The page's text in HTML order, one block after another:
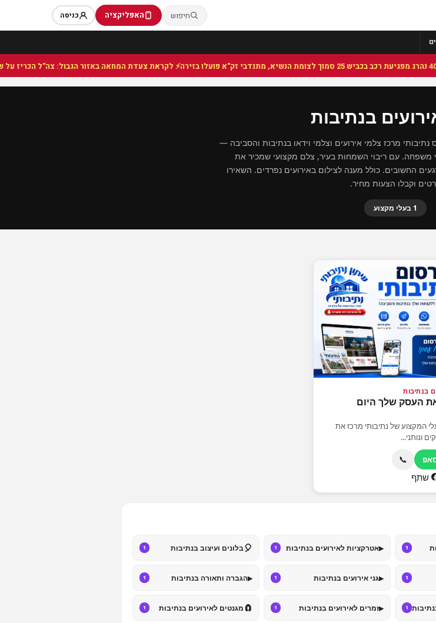
חיפוש האפליקציה כניסה
⚡ לקראת צעדת המחאה באזור הגבול: צה"ל הכריז על שטח
בנתיבות
מרכז צלמי אירועים וצלמי וידאו בנתיבות והסביבה —
משפחה. עם ריבוי השמחות בעיר, צלם מקצועי שמכיר את
החשובים. כולל מענה לצילום באירועים נפרדים. השאירו
וקבלו הצעות מחיר.
1 בעלי מקצוע
בנתיבות
העסק שלך היום
המקצוע של נתיבותי מרכז את
ונותני...
📞
שתף
1
▸אטרקציות לאירועים בנתיבות 1
🎈בלונים ועיצוב בנתיבות 1
1
▸גני אירועים בנתיבות 1
▸הגברה ותאורה בנתיבות 1
1
▸זמרים לאירועים בנתיבות 1
🧲מגנטים לאירועים בנתיבות 1